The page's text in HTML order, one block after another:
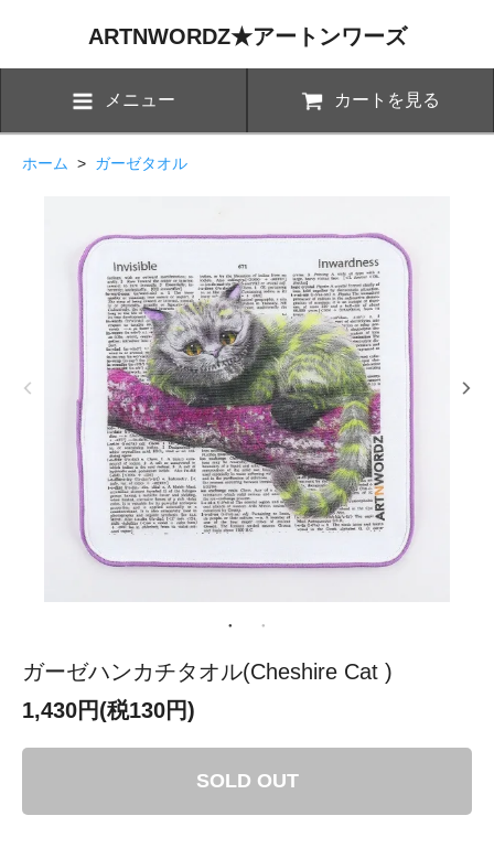
ARTNWORDZ★アートンワーズ
メニュー カートを見る
ホーム > ガーゼタオル
ガーゼハンカチタオル(Cheshire Cat )
1,430円(税130円)
SOLD OUT